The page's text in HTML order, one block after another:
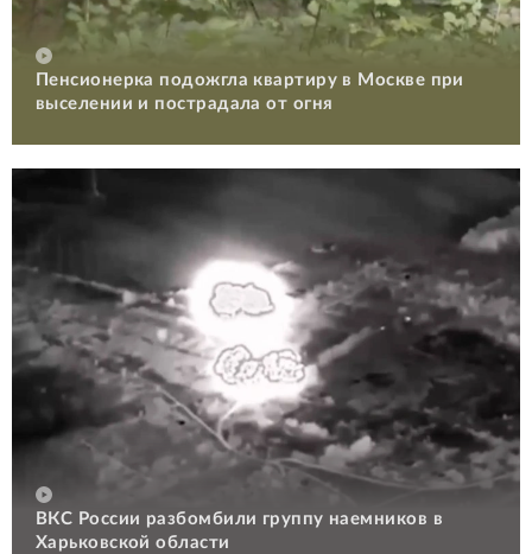
Пенсионерка подожгла квартиру в Москве при
выселении и пострадала от огня
ВКС России разбомбили группу наемников в
Харьковской области